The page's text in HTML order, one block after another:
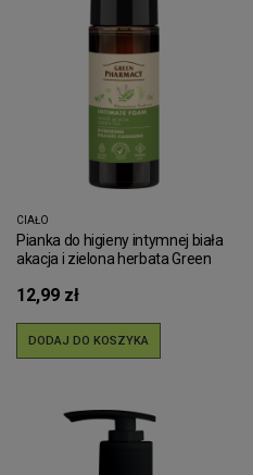
CIAŁO
Pianka do higieny intymnej biała
akacja i zielona herbata Green
12,99 zł
DODAJ DO KOSZYKA